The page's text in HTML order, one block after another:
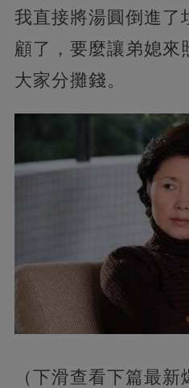
我直接將湯圓倒進了
顧了，要麼讓弟媳來
大家分攤錢。
（下滑查看下篇最新